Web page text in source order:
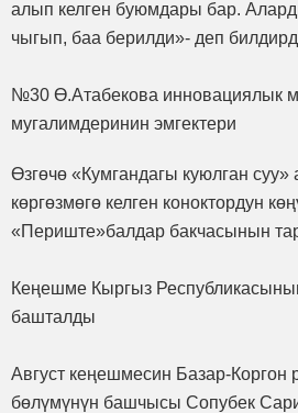
алып келген буюмдары бар.
чыгып, баа берилди»- деп
№30 Ө.Атабекова инновациялык
мугалимдеринин эмгектери
Өзгөчө «Кумгандагы куюлган
көргөзмөгө келген коноктордун
«Периште»балдар бакчасынын
Кеңешме Кыргыз
башталды
Август кеңешмесин Базар-Коргон
бөлүмүнүн башчысы Сопубек